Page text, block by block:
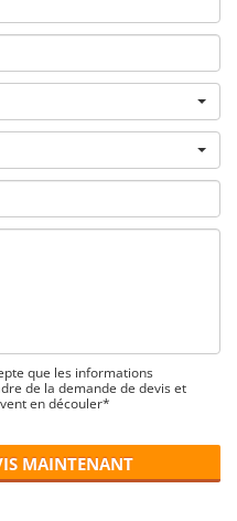
que les informations
de la demande de devis et
en découler*
MAINTENANT